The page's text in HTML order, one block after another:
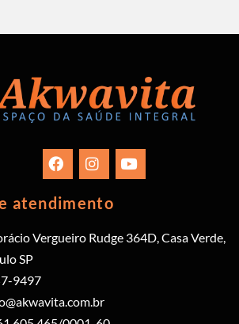
atendimento
Vergueiro Rudge 364D, Casa Verde,
SP
9497